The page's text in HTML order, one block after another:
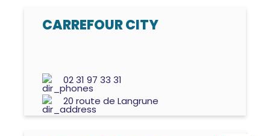
CARREFOUR CITY
02 31 97 33 31
20 route de Langrune